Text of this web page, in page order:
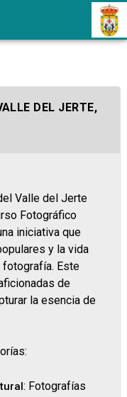
DEL JERTE,
Valle del Jerte
Fotográfico
iniciativa que
y la vida
fotografía. Este
de
la esencia de
: Fotografías